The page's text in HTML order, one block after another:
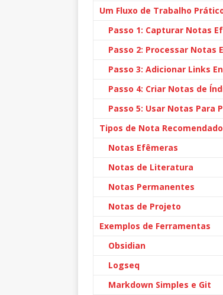
Um Fluxo de Trabalho
Passo 1: Capturar Notas
Passo 2: Processar Notas
Passo 3: Adicionar Links
Passo 4: Criar Notas de
Passo 5: Usar Notas Para
Tipos de Nota
Notas Efêmeras
Notas de Literatura
Notas Permanentes
Notas de Projeto
Exemplos de Ferramentas
Obsidian
Logseq
Markdown Simples e Git